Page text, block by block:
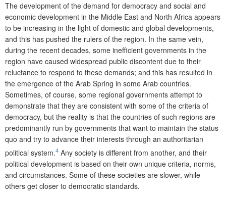
The development of the demand for democracy and social and
economic development in the Middle East and North Africa appears
to be increasing in the light of domestic and global developments,
and this has pushed the rulers of the region. In the same vein,
during the recent decades, some inefficient governments in the
region have caused widespread public discontent due to their
reluctance to respond to these demands; and this has resulted in
the emergence of the Arab Spring in some Arab countries.
Sometimes, of course, some regional governments attempt to
demonstrate that they are consistent with some of the criteria of
democracy, but the reality is that the countries of such regions are
predominantly run by governments that want to maintain the status
quo and try to advance their interests through an authoritarian
political system.4 Any society is different from another, and their
political development is based on their own unique criteria, norms,
and circumstances. Some of these societies are slower, while
others get closer to democratic standards.